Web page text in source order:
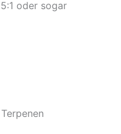
oder sogar